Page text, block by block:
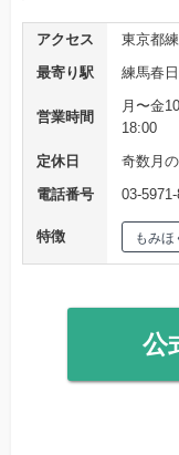
アクセス
東京都
最寄り駅
練馬春
営業時間
月〜金
18:00
定休日
奇数月
電話番号
03-
特徴 もみほ
公